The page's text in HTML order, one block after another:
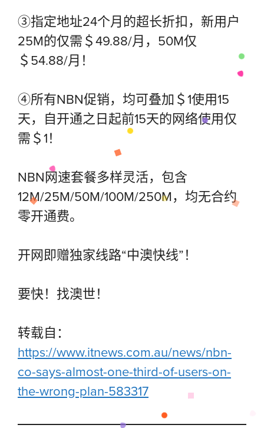
③指定地址24个月的超长折扣，新用户
25M的仅需＄49.88/月，50M仅
＄54.88/月！
④所有NBN促销，均可叠加＄1使用15
天，自开通之日起前15天的网络使用仅
需＄1！
NBN网速套餐多样灵活，包含
12M/25M/50M/100M/250M，均无合约
零开通费。
开网即赠独家线路“中澳快线”！
要快！找澳世！
转载自：
https://www.itnews.com.au/news/nbn-
co-says-almost-one-third-of-users-on-
the-wrong-plan-583317